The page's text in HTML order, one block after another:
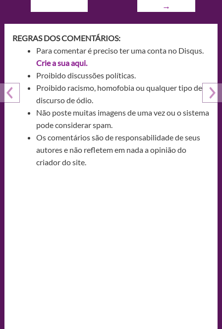
→
REGRAS DOS COMENTÁRIOS:
Para comentar é preciso ter uma conta no Disqus.
Crie a sua aqui.
Proibido discussões políticas.
Proibido racismo, homofobia ou qualquer tipo de
discurso de ódio.
Não poste muitas imagens de uma vez ou o sistema
pode considerar spam.
Os comentários são de responsabilidade de seus
autores e não refletem em nada a opinião do
criador do site.